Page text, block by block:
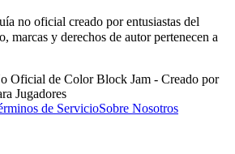
no oficial creado por entusiastas del
marcas y derechos de autor pertenecen a
Oficial de Color Block Jam - Creado por
Jugadores
de ServicioSobre Nosotros